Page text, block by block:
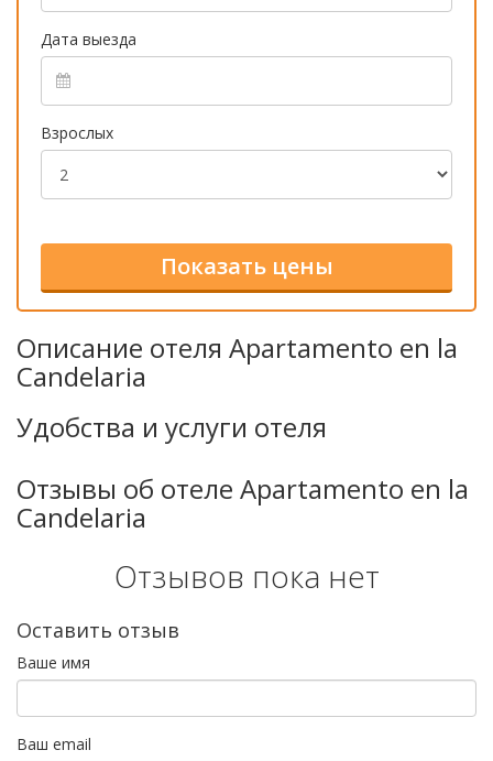
Дата выезда
Взрослых
Описание отеля Apartamento en la
Candelaria
Удобства и услуги отеля
Отзывы об отеле Apartamento en la
Candelaria
Отзывов пока нет
Оставить отзыв
Ваше имя
Ваш email